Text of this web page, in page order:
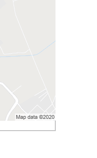
druhom
okne